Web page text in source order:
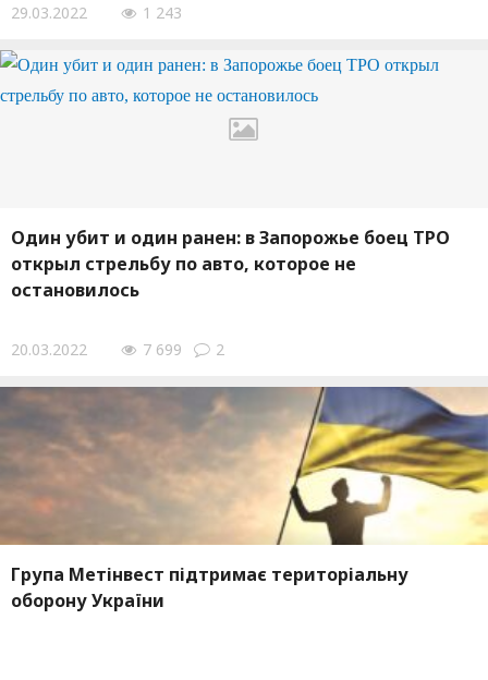
29.03.2022 1 243
Один убит и один ранен: в Запорожье боец ТРО
открыл стрельбу по авто, которое не
остановилось
20.03.2022 7 699 2
Група Метінвест підтримає територіальну
оборону України